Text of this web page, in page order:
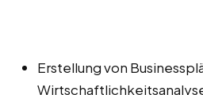
Erstellung von